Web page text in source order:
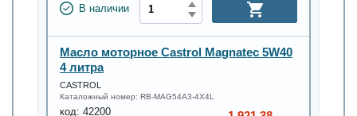
В наличии
Масло моторное Castrol Magnatec 5W40
4 литра
CASTROL
Каталожный номер: RB-MAG54A3-4X4L
код: 42200